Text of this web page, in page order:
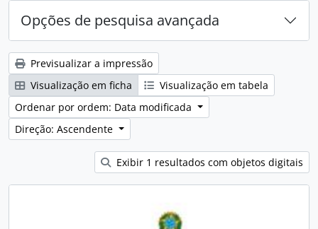
Opções de pesquisa avançada
Previsualizar a impressão
Visualização em ficha
Visualização em tabela
Ordenar por ordem: Data modificada
Direção: Ascendente
Exibir 1 resultados com objetos digitais